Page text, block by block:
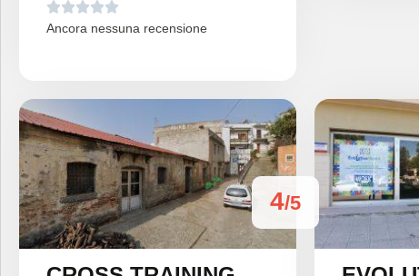

Ancora nessuna recensione
4/5